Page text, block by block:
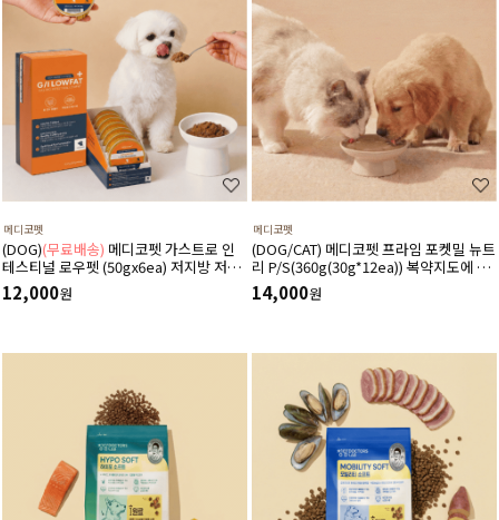
메디코펫
(DOG)(무료배송) 메디코펫 가스트로 인
테스티널 로우펫 (50gx6ea) 저지방 저단
백 췌장염 고지혈증에 도움 주는 처방 습
식 캔 보조식
12,000원
메디코펫
(DOG/CAT) 메디코펫 프라임 포켓밀 뉴트
리 P/S(360g(30g*12ea)) 복약지도에 도
움주는 가수분해 오리 처방캔
14,000원